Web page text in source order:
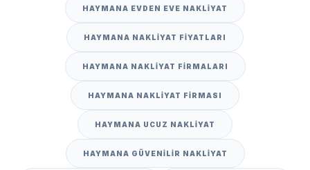
HAYMANA EVDEN EVE NAKLIYAT
HAYMANA NAKLIYAT FIYATLARI
HAYMANA NAKLIYAT FIRMALARI
HAYMANA NAKLIYAT FIRMASI
HAYMANA UCUZ NAKLIYAT
HAYMANA GÜVENILIR NAKLIYAT